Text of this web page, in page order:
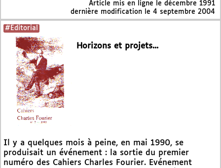
Article mis en ligne le décembre 1991
dernière modification le 4 septembre 2004
#Editorial
Horizons et projets...
Il y a quelques mois à peine, en mai 1990, se
produisait un événement : la sortie du premier
numéro des Cahiers Charles Fourier. Evénement